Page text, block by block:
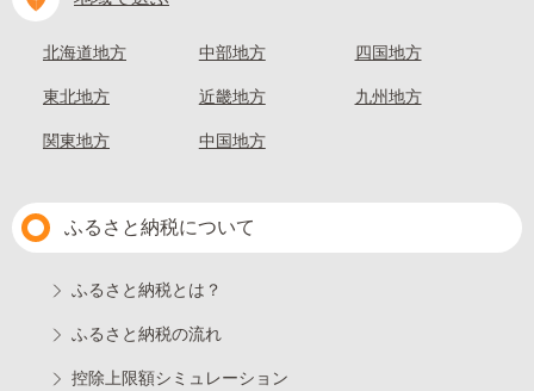
北海道地方
東北地方
関東地方
中部地方
近畿地方
中国地方
四国地方
九州地方
ふるさと納税について
ふるさと納税とは？
ふるさと納税の流れ
控除上限額シミュレーション